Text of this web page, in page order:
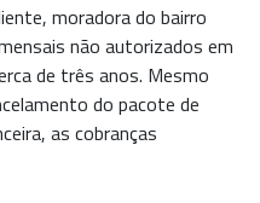
moradora do bairro
não autorizados em
de três anos. Mesmo
do pacote de
as cobranças